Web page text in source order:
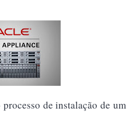
de instalação de um